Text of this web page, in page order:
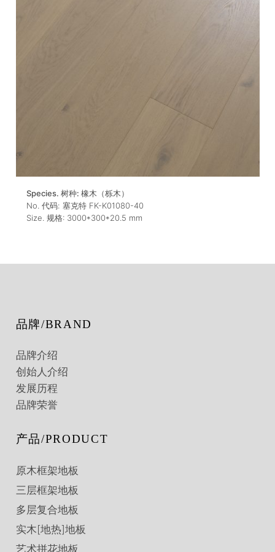
Species. 树种: 橡木（栎木）
No. 代码: 塞克特 FK-K01080-40
Size. 规格: 3000*300*20.5 mm
品牌/BRAND
品牌介绍
创始人介绍
发展历程
品牌荣誉
产品/PRODUCT
原木框架地板
三层框架地板
多层复合地板
实木[地热]地板
艺术拼花地板